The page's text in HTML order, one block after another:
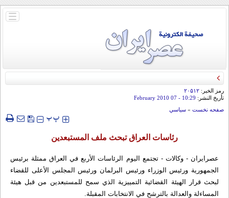
باز
رمز الخبر: ۲۰۵۱۲
تأريخ النشر: 10:29
- 07 February 2010
صفحه نخست » سياسي
‍‍‍ پپ
رئاسات العراق تبحث ملف المستبعدين
عصرایران - وکالات - تجتمع اليوم الرئاسات الأربع في العراق ممثلة برئيس
الجمهورية ورئيس الوزراء ورئيس البرلمان ورئيس المجلس الأعلى للقضاء
لبحث قرار الهيئة القضائية التمييزية الذي سمح للمستبعدين من قبل هيئة
المساءلة والعدالة بالترشح في الانتخابات المقبلة.